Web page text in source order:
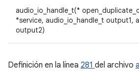
audio_io_handle_t(*
*service, audio_io_handle_t output1,
output2)
Definición en la línea 281 del archivo